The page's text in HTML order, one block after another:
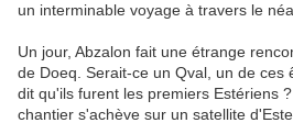
un interminable voyage à travers le
Un jour, Abzalon fait une étrange
de Doeq. Serait-ce un Qval, un de ces
dit qu'ils furent les premiers Estériens
chantier s'achève sur un satellite